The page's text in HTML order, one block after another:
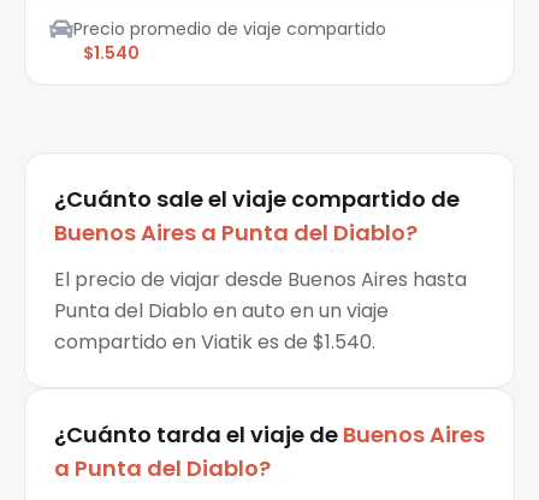
Precio promedio de viaje compartido
$1.540
¿Cuánto sale el viaje compartido de
Buenos Aires a Punta del Diablo?
El precio de viajar desde Buenos Aires hasta
Punta del Diablo en auto en un viaje
compartido en Viatik es de $1.540.
¿Cuánto tarda el viaje de Buenos Aires
a Punta del Diablo?